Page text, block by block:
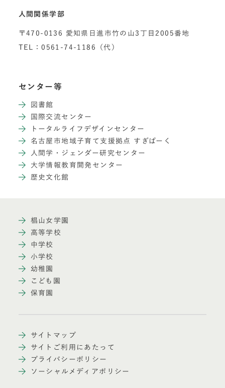
人間関係学部
〒470-0136 愛知県日進市竹の山3丁目2005番地
TEL：0561-74-1186（代）
センター等
図書館
国際交流センター
トータルライフデザインセンター
名古屋市地域子育て支援拠点 すぎぱーく
人間学・ジェンダー研究センター
大学情報教育開発センター
歴史文化館
椙山女学園
高等学校
中学校
小学校
幼稚園
こども園
保育園
サイトマップ
サイトご利用にあたって
プライバシーポリシー
ソーシャルメディアポリシー